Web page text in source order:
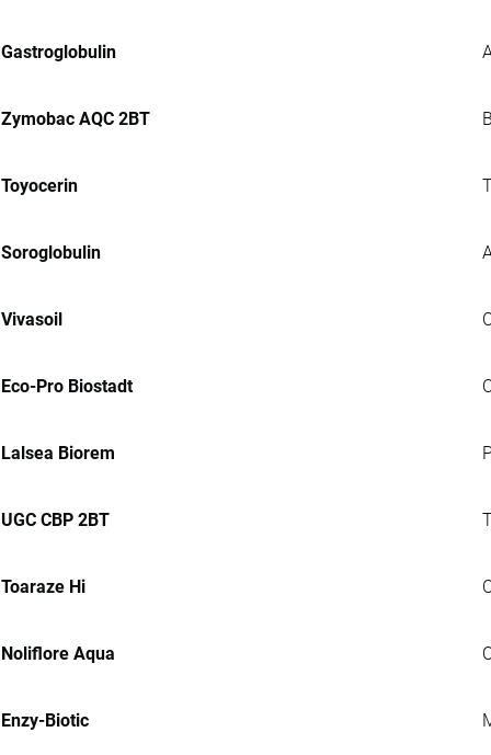
Gastroglobulin
Zymobac AQC 2BT
Toyocerin
Soroglobulin
Vivasoil
Eco-Pro Biostadt
Lalsea Biorem
UGC CBP 2BT
Toaraze Hi
Noliflore Aqua
Enzy-Biotic